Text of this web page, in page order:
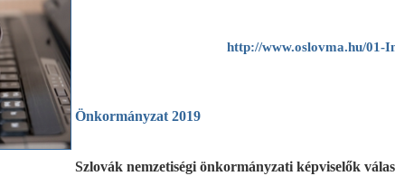
http://www.oslovma.hu/
Önkormányzat 2019
Szlovák nemzetiségi önkormányzati képviselők